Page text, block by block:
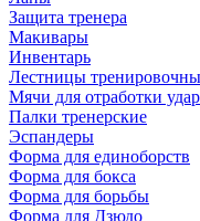
Защита тренера
Макивары
Инвентарь
Лестницы
Мячи для отработки
Палки тренерские
Эспандеры
Форма для единоборств
Форма для бокса
Форма для борьбы
Форма для Дзюдо